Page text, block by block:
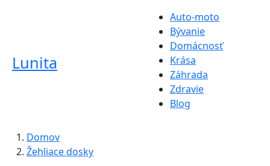
Lunita
Auto-moto
Bývanie
Domácnosť
Krása
Záhrada
Zdravie
Blog
Domov
Žehliace dosky